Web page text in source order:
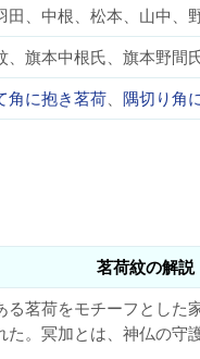
田、中根、松本、山中、
、旗本中根氏、旗本野間
角に抱き茗荷、 隅切り角
茗荷紋の解説
茗荷をモチーフとした
。冥加とは、神仏の守